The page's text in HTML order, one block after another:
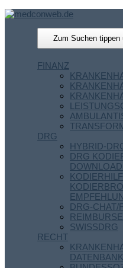
FINANZ
DRG
HYBRID-
DRG
DRG-CHAT/
SWISSDRG
RECHT
DATENBANK